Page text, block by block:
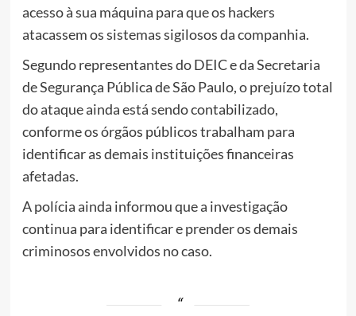
acesso à sua máquina para que os hackers
atacassem os sistemas sigilosos da companhia.
Segundo representantes do DEIC e da Secretaria
de Segurança Pública de São Paulo, o prejuízo total
do ataque ainda está sendo contabilizado,
conforme os órgãos públicos trabalham para
identificar as demais instituições financeiras
afetadas.
A polícia ainda informou que a investigação
continua para identificar e prender os demais
criminosos envolvidos no caso.